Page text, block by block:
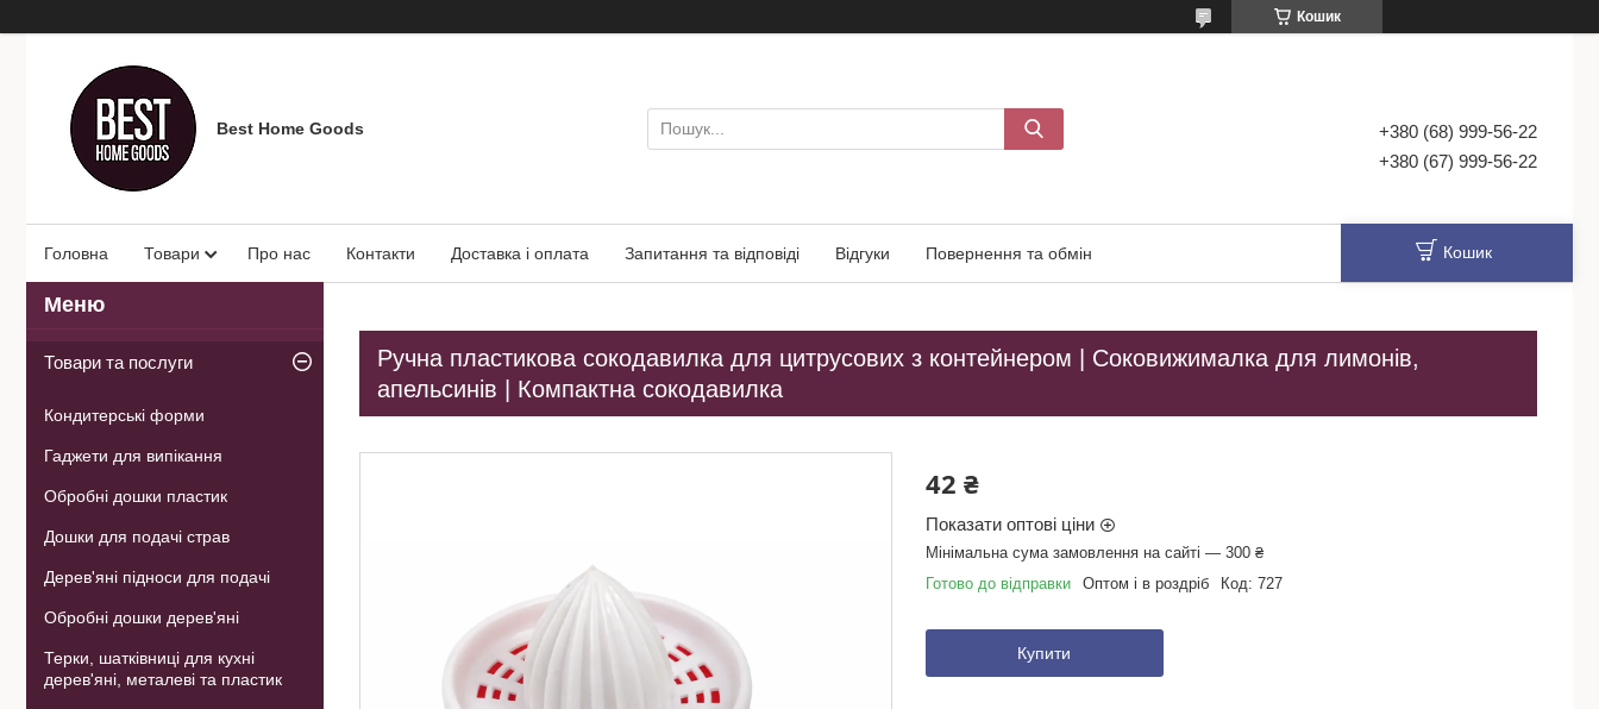
Кошик
Best Home Goods
+380 (68) 999-56-22
+380 (67) 999-56-22
Головна Товари Про нас Контакти Доставка і оплата Запитання та відповіді Відгуки Повернення та обмін Кошик
Ручна пластиковa сокодавилка для цитрусових з контейнером | Соковижималка для лимонів,
апельсинів | Компактна сокодавилка
42 ₴
Показати оптові ціни
Мінімальна сума замовлення на сайті — 300 ₴
Готово до відправки
Оптом і в роздріб Код: 727
Купити
Товари та послуги
Кондитерські форми
Гаджети для випікання
Обробні дошки пластик
Дошки для подачі страв
Дерев'яні підноси для подачі
Обробні дошки дерев'яні
Терки, шатківниці для кухні
дерев'яні, металеві та пластик